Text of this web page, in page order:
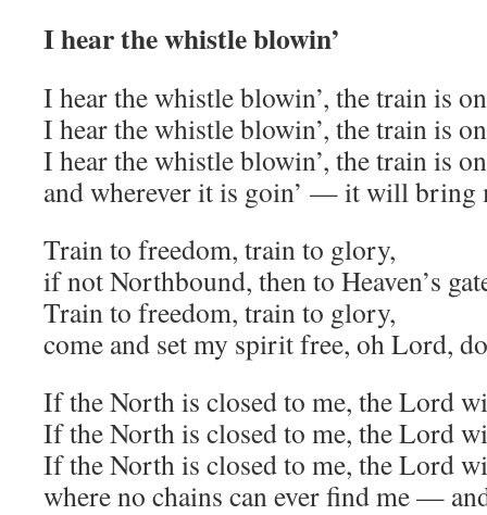
I hear the whistle blowin’
I hear the whistle blowin’, the train is
I hear the whistle blowin’, the train is
I hear the whistle blowin’, the train is
and wherever it is goin’ — it will bring
Train to freedom, train to glory,
if not Northbound, then to Heaven’s
Train to freedom, train to glory,
come and set my spirit free, oh Lord,
If the North is closed to me, the Lord
If the North is closed to me, the Lord
If the North is closed to me, the Lord
where no chains can ever find me —